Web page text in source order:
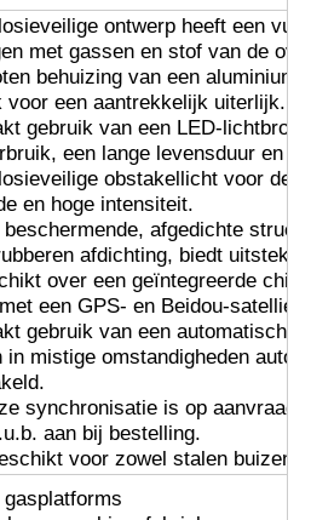
en contactdoos
ontwerp heeft een
met gassen en stof van de
behuizing van een
voor een aantrekkelijk uiterlijk.
gebruik van een LED-
een lange levensduur en
obstakellicht voor de
en hoge intensiteit.
beschermende, afgedichte
afdichting, biedt
over een geïntegreerde
een GPS- en Beidou-
gebruik van een
in mistige omstandigheden
synchronisatie is op
aan bij bestelling.
voor zowel stalen buizen
gasplatforms